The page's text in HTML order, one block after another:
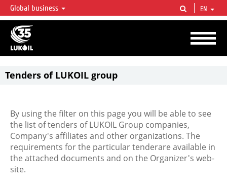
LUKOIL OVERVIEW
LUKOIL is one of the largest oil & gas vertical integrated companies in the world
accounting for over 2% of crude production and circa 1% of proved hydrocarbon
reserves globally.
Global business EN
Tenders of LUKOIL group
By using the filter on this page you will be able to see
the list of tenders of LUKOIL Group companies,
Company's affiliates and other organizations. The
requirements for the particular tenderare available in
the attached documents and on the Organizer's web-
site.